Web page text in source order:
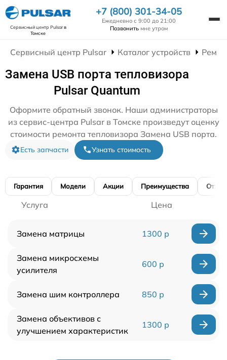
Сервисный центр Pulsarв
Томске
+7 (800) 301-34-05
Ежедневно с 9:00 до 21:00
Позвонить мне утром
Сервисный центр Pulsar Каталог устройств
Замена USB порта тепловизора
Pulsar Quantum
Оформите обратный звонок. Наши администраторы
из сервис-центра Pulsar в Томске произведут оценку
стоимости ремонта тепловизора Замена USB порта.
Есть запчасти Узнать стоимость
Гарантия Модели Акции Преимущества
Услуга Цена
Замена матрицы 1300 р
Замена микросхемы
усилителя
600 р
Замена шим контроллера 850 р
Замена объективов с
улучшением характеристик
1300 р